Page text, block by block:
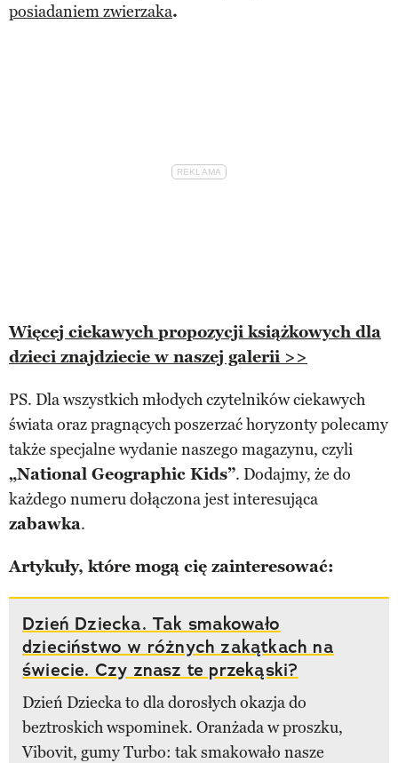
posiadaniem zwierzaka.
Więcej ciekawych propozycji książkowych dla
dzieci znajdziecie w naszej galerii >>
PS. Dla wszystkich młodych czytelników ciekawych
świata oraz pragnących poszerzać horyzonty polecamy
także specjalne wydanie naszego magazynu, czyli
„National Geographic Kids”. Dodajmy, że do
każdego numeru dołączona jest interesująca
zabawka.
Artykuły, które mogą cię zainteresować:
Dzień Dziecka. Tak smakowało
dzieciństwo w różnych zakątkach na
świecie. Czy znasz te przekąski?
Dzień Dziecka to dla dorosłych okazja do
beztroskich wspominek. Oranżada w proszku,
Vibovit, gumy Turbo: tak smakowało nasze